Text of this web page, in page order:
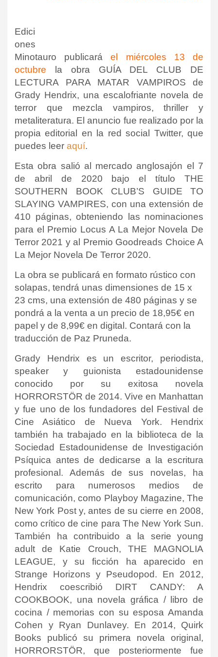
Edici
ones
Minotauro publicaráel miércoles 13 de
octubre la obra GUÍA DEL CLUB DE
LECTURA PARA MATAR VAMPIROS de
Grady Hendrix, una escalofriante novela de
terror que mezcla vampiros, thriller y
metaliteratura. El anuncio fue realizado por la
propia editorial en la red social Twitter, que
puedes leer aquí.
Esta obra salió al mercado anglosajón el 7
de abril de 2020 bajo el título THE
SOUTHERN BOOK CLUB’S GUIDE TO
SLAYING VAMPIRES, con una extensión de
410 páginas, obteniendo las nominaciones
para el Premio Locus A La Mejor Novela De
Terror 2021 y al Premio Goodreads Choice A
La Mejor Novela De Terror 2020.
La obra se publicará en formato rústico con
solapas, tendrá unas dimensiones de 15 x
23 cms, una extensión de 480 páginas y se
pondrá a la venta a un precio de 18,95€ en
papel y de 8,99€ en digital. Contará con la
traducción de Paz Pruneda.
Grady Hendrix es un escritor, periodista,
speaker y guionista estadounidense
conocido por su exitosa novela
HORRORSTÖR de 2014. Vive en Manhattan
y fue uno de los fundadores del Festival de
Cine Asiático de Nueva York. Hendrix
también ha trabajado en la biblioteca de la
Sociedad Estadounidense de Investigación
Psíquica antes de dedicarse a la escritura
profesional. Además de sus novelas, ha
escrito para numerosos medios de
comunicación, como Playboy Magazine, The
New York Post y, antes de su cierre en 2008,
como crítico de cine para The New York Sun.
También ha contribuido a la serie young
adult de Katie Crouch, THE MAGNOLIA
LEAGUE, y su ficción ha aparecido en
Strange Horizons y Pseudopod. En 2012,
Hendrix coescribió DIRT CANDY: A
COOKBOOK, una novela gráfica / libro de
cocina / memorias con su esposa Amanda
Cohen y Ryan Dunlavey. En 2014, Quirk
Books publicó su primera novela original,
HORRORSTÖR, que posteriormente fue